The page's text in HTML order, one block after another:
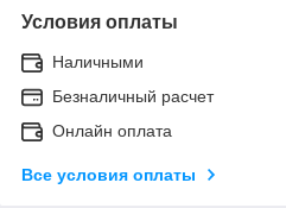
Условия оплаты
Наличными
Безналичный расчет
Онлайн оплата
Все условия оплаты